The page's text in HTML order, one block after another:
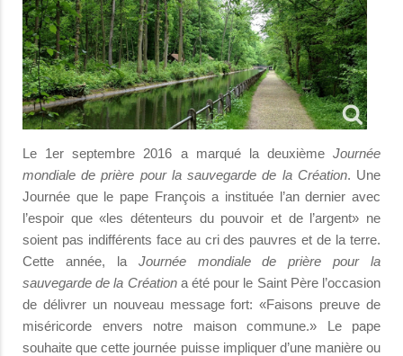
Le 1er septembre 2016 a marqué la deuxième Journée
mondiale de prière pour la sauvegarde de la Création. Une
Journée que le pape François a instituée l’an dernier avec
l’espoir que «les détenteurs du pouvoir et de l’argent» ne
soient pas indifférents face au cri des pauvres et de la terre.
Cette année, la Journée mondiale de prière pour la
sauvegarde de la Créationa été pour le Saint Père l’occasion
de délivrer un nouveau message fort: «Faisons preuve de
miséricorde envers notre maison commune.» Le pape
souhaite que cette journée puisse impliquer d’une manière ou